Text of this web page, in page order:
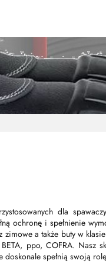
dla
ochronę i spełnienie
a także buty w
ppo, COFRA. Nasz
spełnią swoją